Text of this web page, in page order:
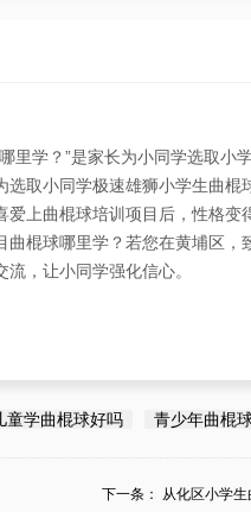
里学？”是家长为小同学选取
选取小同学极速雄狮小学生曲
爱上曲棍球培训项目后，性格
曲棍球哪里学？若您在黄埔区
，让小同学强化信心。
童学曲棍球好吗 青少年曲棍
下一条： 从化区小学